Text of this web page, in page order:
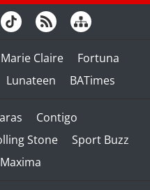
Marie Claire
Fortuna
Lunateen BATimes
Contigo
Stone
Sport Buzz
Maxima